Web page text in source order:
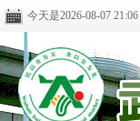
今天是2026-08-07